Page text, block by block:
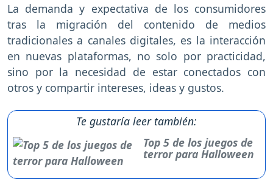
La demanda y expectativa de los consumidores
tras la migración del contenido de medios
tradicionales a canales digitales, es la interacción
en nuevas plataformas, no solo por practicidad,
sino por la necesidad de estar conectados con
otros y compartir intereses, ideas y gustos.
Te gustaría leer también:
Top 5 de los juegos de
terror para Halloween